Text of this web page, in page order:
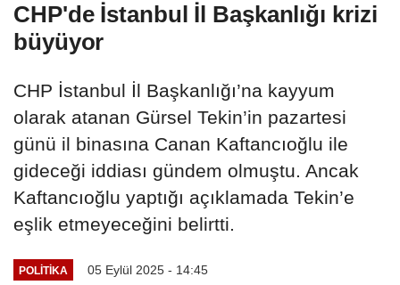
CHP'de İstanbul İl Başkanlığı krizi
büyüyor
CHP İstanbul İl Başkanlığı’na kayyum
olarak atanan Gürsel Tekin’in pazartesi
günü il binasına Canan Kaftancıoğlu ile
gideceği iddiası gündem olmuştu. Ancak
Kaftancıoğlu yaptığı açıklamada Tekin’e
eşlik etmeyeceğini belirtti.
POLİTİKA 05 Eylül 2025 - 14:45